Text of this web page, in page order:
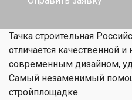
Тачка строительная
отличается качественной
современным дизайном,
Самый незаменимый
стройплощадке.